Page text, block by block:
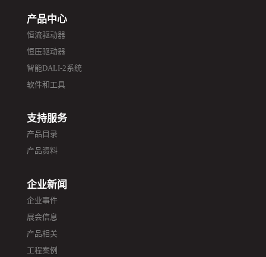
产品中心
恒流驱动器
恒压驱动器
智能DALI-2系统
软件和工具
支持服务
产品目录
产品资料
企业新闻
企业事件
展会信息
产品相关
工程案例